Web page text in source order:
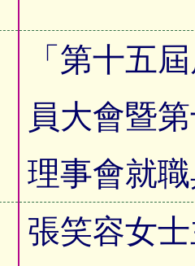
「第十五
員大會暨
理事會就
張笑容女